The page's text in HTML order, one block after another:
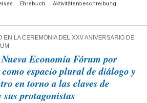
Ehrebuch Aktivitätenbeschreibung
EN LA CEREMONIA DEL XXV ANIVERSARIO DE
Economía Fórum por
espacio plural de diálogo y
en torno a las claves de
protagonistas